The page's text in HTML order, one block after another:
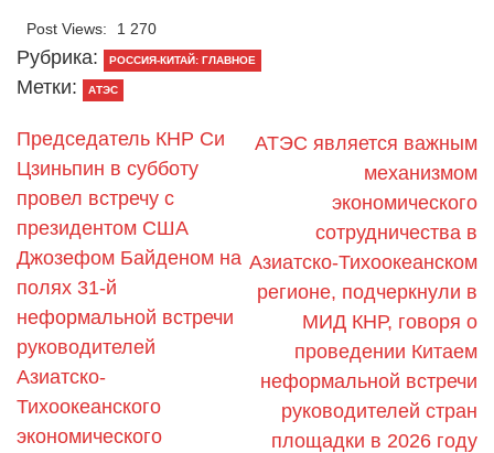
Post Views: 1 270
Рубрика: РОССИЯ-КИТАЙ: ГЛАВНОЕ
Метки: АТЭС
Председатель КНР Си
Цзиньпин в субботу
провел встречу с
президентом США
Джозефом Байденом на
полях 31-й
неформальной встречи
руководителей
Азиатско-
Тихоокеанского
экономического
АТЭС является важным
механизмом
экономического
сотрудничества в
Азиатско-Тихоокеанском
регионе, подчеркнули в
МИД КНР, говоря о
проведении Китаем
неформальной встречи
руководителей стран
площадки в 2026 году